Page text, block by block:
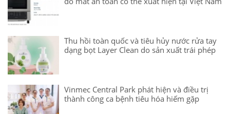
Thu hồi toàn quốc và tiêu hủy nước rửa tay
dạng bọt Layer Clean do sản xuất trái phép
Vinmec Central Park phát hiện và điều trị
thành công ca bệnh tiêu hóa hiếm gặp